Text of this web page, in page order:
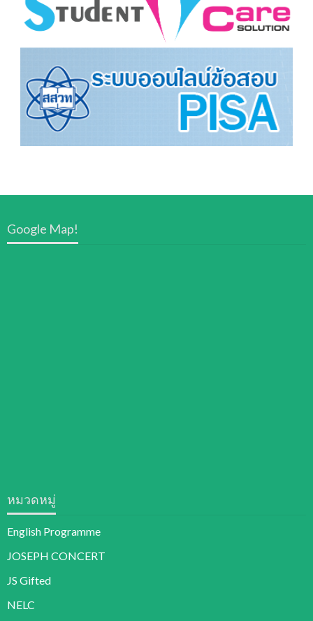
Google Map!
หมวดหมู่
English Programme
JOSEPH CONCERT
JS Gifted
NELC